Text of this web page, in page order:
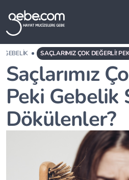
GEBELIK
Saçlarımız
Peki Gebelik
Dökülenler?